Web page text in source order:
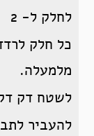
לחלק ל- 2
כל חלק
מלמעלה.
לשטח דק
להעביר